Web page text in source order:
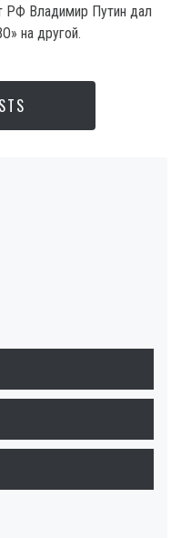
РФ Владимир Путин дал
на другой.